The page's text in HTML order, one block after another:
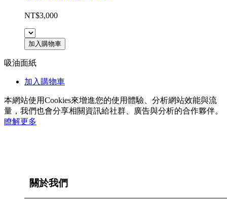
NT$3,000
加入購物車
吸油面紙
加入購物車
本網站使用Cookies來增進您的使用體驗、分析網站效能與流
量，我們也會分享相關資訊給社群、廣告與分析的合作夥伴。
瞭解更多
關於我們